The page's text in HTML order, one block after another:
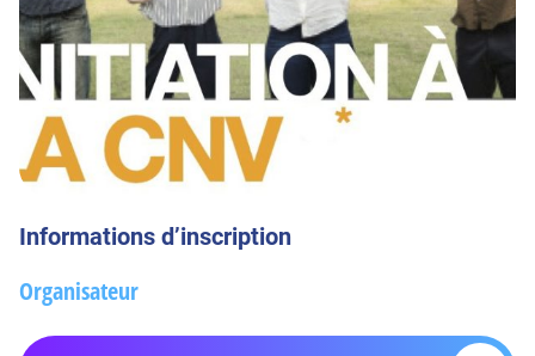
Informations d’inscription
Organisateur